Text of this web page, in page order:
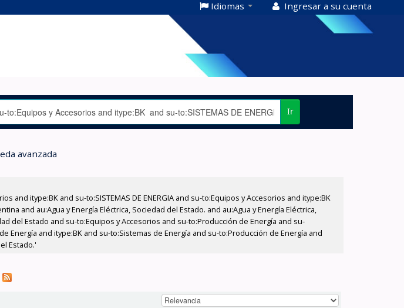
Idiomas Ingresar a su cuenta
Ir
avanzada
itype:BK and su-to:SISTEMAS DE ENERGIA and su-to:Equipos y Accesorios and itype:BK
and au:Agua y Energía Eléctrica, Sociedad del Estado. and au:Agua y Energía Eléctrica,
del Estado and su-to:Equipos y Accesorios and su-to:Producción de Energía and su-
Energía and itype:BK and su-to:Sistemas de Energía and su-to:Producción de Energía and
Estado.'